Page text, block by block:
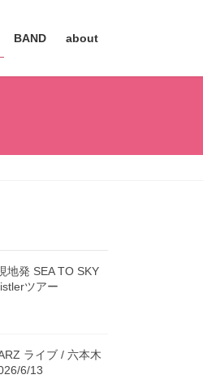
BAND about
地発 SEA TO SKY
ツアー
ライブ / 六本木
6/13